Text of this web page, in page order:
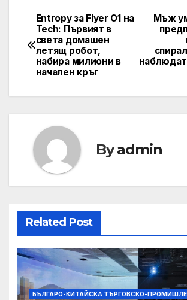
Post
navigation
Мъж
Entropy за Flyer O1 на
Tech: Първият в
света домашен
летящ робот,
набира милиони в
начален кръг
Byadmin
Related Post
БЪЛГАРО-КИТАЙСКА ТЪРГОВСКО-